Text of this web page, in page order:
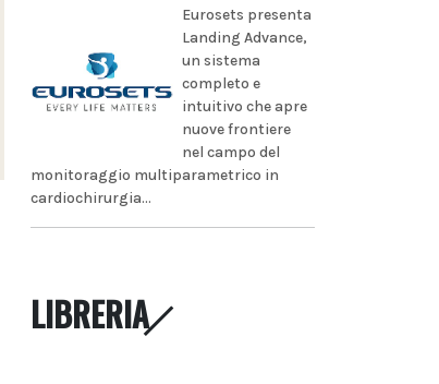
Eurosets presenta
Landing Advance,
un sistema
completo e
intuitivo che apre
nuove frontiere
nel campo del
monitoraggio multiparametrico in
cardiochirurgia...
LIBRERIA